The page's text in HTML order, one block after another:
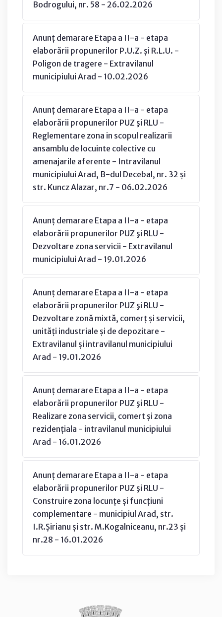
Bodrogului, nr. 58 - 26.02.2026
Anunț demarare Etapa a II-a - etapa
elaborării propunerilor P.U.Z. și R.L.U. -
Poligon de tragere - Extravilanul
municipiului Arad - 10.02.2026
Anunț demarare Etapa a II-a - etapa
elaborării propunerilor PUZ şi RLU -
Reglementare zona in scopul realizarii
ansamblu de locuinte colective cu
amenajarile aferente - Intravilanul
municipiului Arad, B-dul Decebal, nr. 32 și
str. Kuncz Alazar, nr.7 - 06.02.2026
Anunț demarare Etapa a II-a - etapa
elaborării propunerilor PUZ şi RLU -
Dezvoltare zona servicii - Extravilanul
municipiului Arad - 19.01.2026
Anunț demarare Etapa a II-a - etapa
elaborării propunerilor PUZ şi RLU -
Dezvoltare zonă mixtă, comerț și servicii,
unități industriale și de depozitare -
Extravilanul și intravilanul municipiului
Arad - 19.01.2026
Anunț demarare Etapa a II-a - etapa
elaborării propunerilor PUZ şi RLU -
Realizare zona servicii, comert și zona
rezidențiala - intravilanul municipiului
Arad - 16.01.2026
Anunț demarare Etapa a II-a - etapa
elaborării propunerilor PUZ şi RLU -
Construire zona locunțe și funcțiuni
complementare - municipiul Arad, str.
I.R.Șirianu și str. M.Kogalniceanu, nr.23 și
nr.28 - 16.01.2026